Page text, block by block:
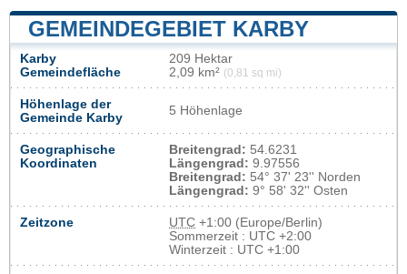
GEMEINDEGEBIET KARBY
Karby
Gemeindefläche
209 Hektar
2,09 km² (0,81 sq mi)
Höhenlage der
Gemeinde Karby
5 Höhenlage
Geographische
Koordinaten
Breitengrad: 54.6231
Längengrad: 9.97556
Breitengrad: 54° 37' 23'' Norden
Längengrad: 9° 58' 32'' Osten
Zeitzone UTC +1:00 (Europe/Berlin)
Sommerzeit : UTC +2:00
Winterzeit : UTC +1:00